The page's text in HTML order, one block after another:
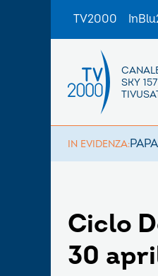
TV2000
SKY 157
IN EVIDENZA:
Ciclo
30